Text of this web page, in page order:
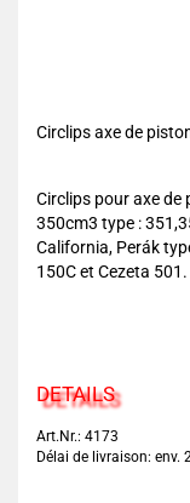
Circlips axe de
Circlips pour axe de
350cm3 type :
California, Perák
150C et Cezeta 501.
DETAILS
Art.Nr.: 4173
Délai de livraison: env.